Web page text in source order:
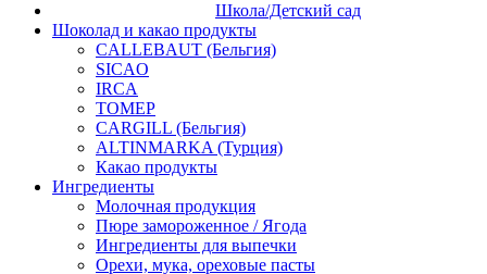
Школа/Детский сад
Шоколад и какао продукты
CALLEBAUT (Бельгия)
SICAO
IRCA
ТОМЕР
CARGILL (Бельгия)
ALTINMARKA (Турция)
Какао продукты
Ингредиенты
Молочная продукция
Пюре замороженное / Ягода
Ингредиенты для выпечки
Орехи, мука, ореховые пасты